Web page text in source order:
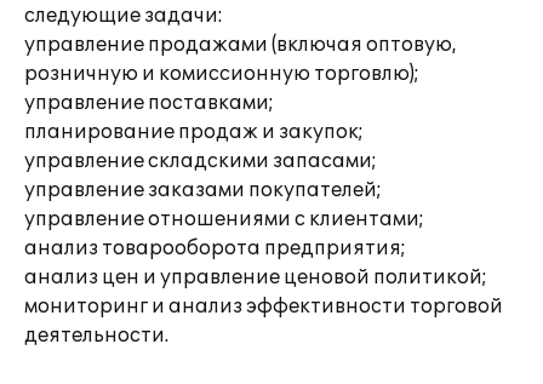
следующие задачи:
управление продажами (включая оптовую,
розничную и комиссионную торговлю);
управление поставками;
планирование продаж и закупок;
управление складскими запасами;
управление заказами покупателей;
управление отношениями с клиентами;
анализ товарооборота предприятия;
анализ цен и управление ценовой политикой;
мониторинг и анализ эффективности торговой
деятельности.